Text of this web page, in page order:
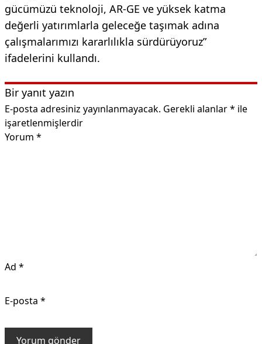
gücümüzü teknoloji, AR-GE ve yüksek katma
değerli yatırımlarla geleceğe taşımak adına
çalışmalarımızı kararlılıkla sürdürüyoruz”
ifadelerini kullandı.
Bir yanıt yazın
E-posta adresiniz yayınlanmayacak. Gerekli alanlar* ile
işaretlenmişlerdir
Yorum *
Ad *
E-posta *